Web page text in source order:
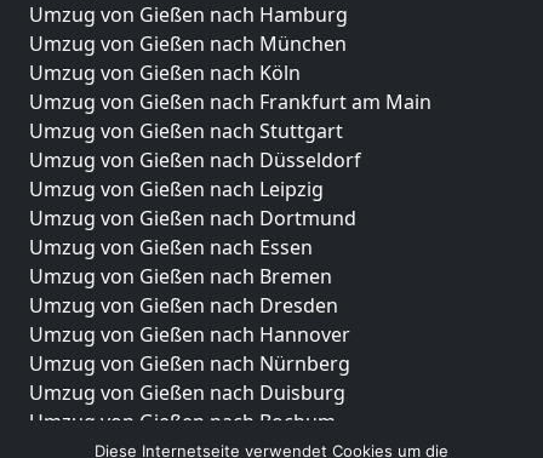
Umzug von Gießen nach Hamburg
Umzug von Gießen nach München
Umzug von Gießen nach Köln
Umzug von Gießen nach Frankfurt am Main
Umzug von Gießen nach Stuttgart
Umzug von Gießen nach Düsseldorf
Umzug von Gießen nach Leipzig
Umzug von Gießen nach Dortmund
Umzug von Gießen nach Essen
Umzug von Gießen nach Bremen
Umzug von Gießen nach Dresden
Umzug von Gießen nach Hannover
Umzug von Gießen nach Nürnberg
Umzug von Gießen nach Duisburg
Umzug von Gießen nach Bochum
Umzug von Gießen nach Wuppertal
Diese Internetseite verwendet Cookies um die